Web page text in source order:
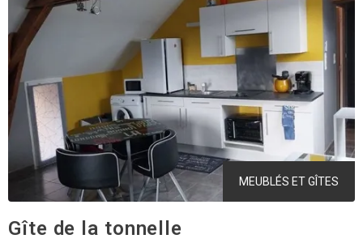
MEUBLÉS ET GÎTES
Gîte de la tonnelle